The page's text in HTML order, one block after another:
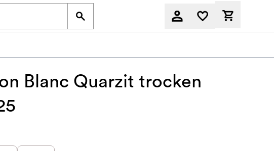
Blanc Quarzit trocken